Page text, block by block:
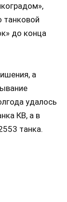
танковой
до конца
а
удалось
КВ, а в
танка.